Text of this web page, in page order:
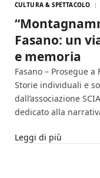
CULTURA & SPETTACOLO
Fasano: un
e memoria
Fasano – Prosegue
Storie individuali e
dall’associazione
dedicato alla
Leggi di più